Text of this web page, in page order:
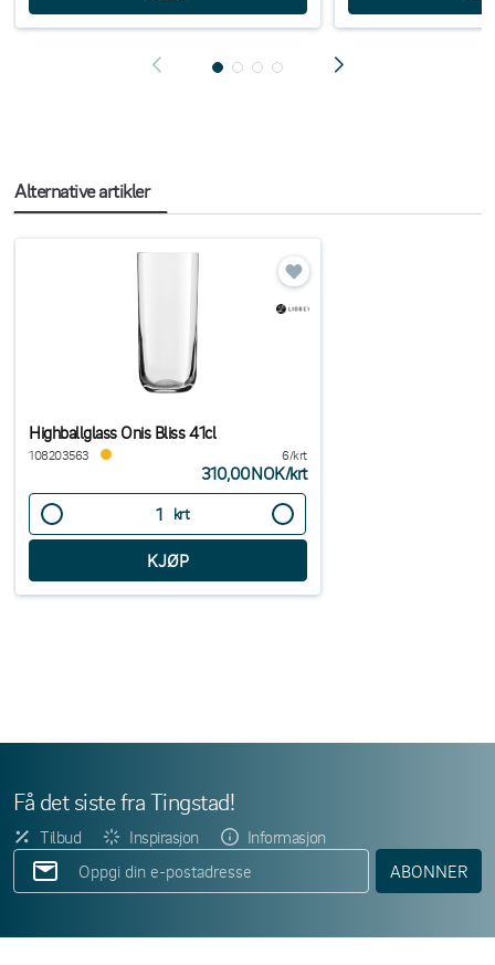
Alternative artikler
Highballglass Onis Bliss 41cl
108203563 6/krt
310,00NOK/krt
krt
Få det siste fra Tingstad!
Tilbud Inspirasjon
Informasjon
ABONNER